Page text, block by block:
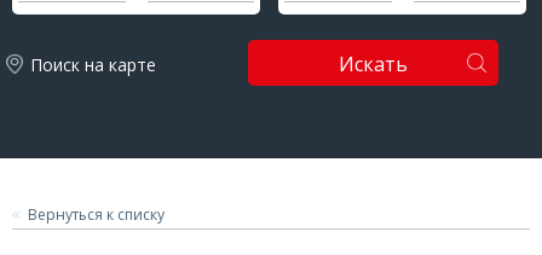
Поиск на карте Искать
Вернуться к списку